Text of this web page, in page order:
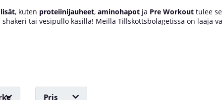
, kuten proteiinijauheet, aminohapot ja Pre Workout tulee
tai vesipullo käsillä! Meillä Tillskottsbolagetissa on laaja
Pris